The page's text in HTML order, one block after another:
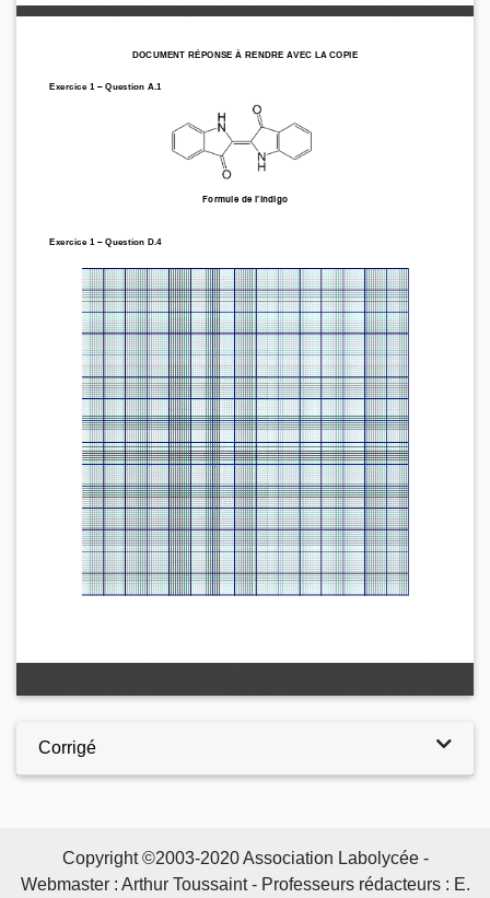
Corrigé
Copyright ©2003-2020 Association Labolycée -
Webmaster : Arthur Toussaint - Professeurs rédacteurs : E.